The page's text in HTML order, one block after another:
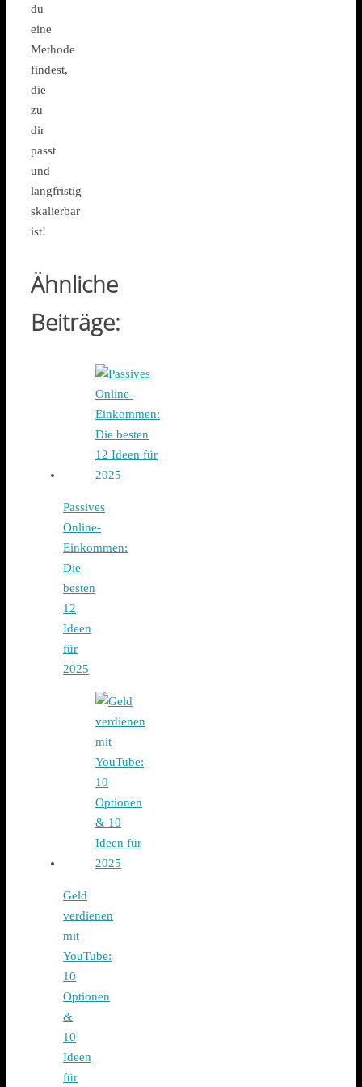
du
eine
Methode
findest,
die
zu
dir
passt
und
langfristig
skalierbar
ist!
Ähnliche
Beiträge:
Passives
Online-
Einkommen:
Die
besten
12
Ideen
für
2025
Geld
verdienen
mit
YouTube:
10
Optionen
&
10
Ideen
für